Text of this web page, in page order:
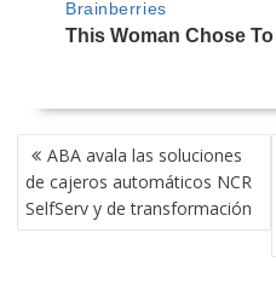
NAVEGACIÓN
DE
ENTRADAS
ABA avala las soluciones
de cajeros automáticos NCR
SelfServ y de transformación